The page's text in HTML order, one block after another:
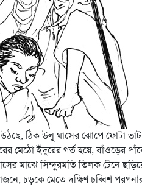
ঠিক উলু ঘাসের ঝোপে ফোটা
মেঠো ইঁদুরের গর্ত হয়ে, বাঁওড়ের
মাঝে সিন্দুরমতি তিলক টেনে
চড়কে মেতে দক্ষিণ চব্বিশ